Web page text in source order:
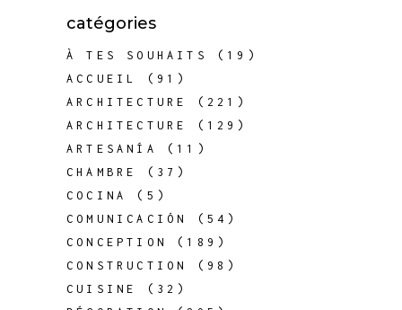
catégories
À TES SOUHAITS
(19)
ACCUEIL
(91)
ARCHITECTURE
(221)
ARCHITECTURE
(129)
ARTESANÍA
(11)
CHAMBRE
(37)
COCINA
(5)
COMUNICACIÓN
(54)
CONCEPTION
(189)
CONSTRUCTION
(98)
CUISINE
(32)